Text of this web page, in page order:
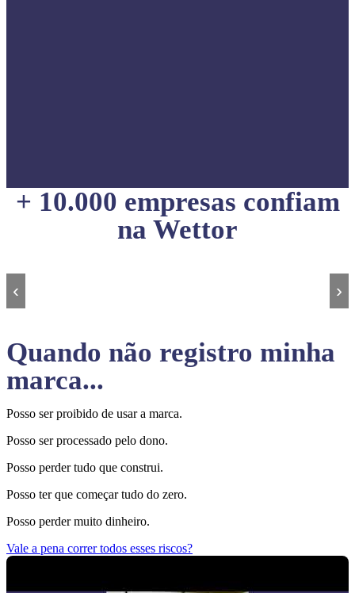
+ 10.000 empresas confiam
na Wettor
‹ ›
Quando não registro minha
marca...
Posso ser proibido de usar a marca.
Posso ser processado pelo dono.
Posso perder tudo que construi.
Posso ter que começar tudo do zero.
Posso perder muito dinheiro.
Vale a pena correr todos esses riscos?